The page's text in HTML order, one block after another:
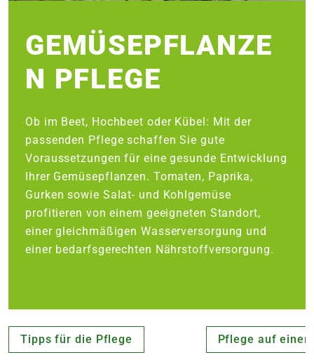
GEMÜSEPFLANZE
N PFLEGE
Ob im Beet, Hochbeet oder Kübel: Mit der
passenden Pflege schaffen Sie gute
Voraussetzungen für eine gesunde Entwicklung
Ihrer Gemüsepflanzen. Tomaten, Paprika,
Gurken sowie Salat- und Kohlgemüse
profitieren von einem geeigneten Standort,
einer gleichmäßigen Wasserversorgung und
einer bedarfsgerechten Nährstoffversorgung.
Tipps für die Pflege Pflege auf einen